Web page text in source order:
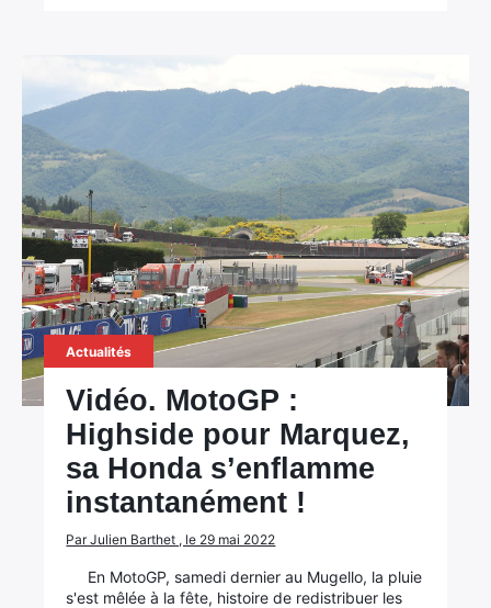
Actualités
Vidéo. MotoGP :
Highside pour Marquez,
sa Honda s’enflamme
instantanément !
Par Julien Barthet , le 29 mai 2022
En MotoGP, samedi dernier au Mugello, la pluie
s'est mêlée à la fête, histoire de redistribuer les